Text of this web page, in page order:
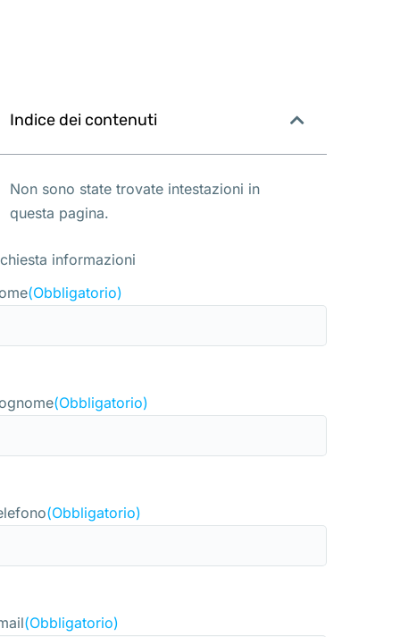
Indice dei contenuti
Non sono state trovate intestazioni in
questa pagina.
informazioni
(Obbligatorio)
(Obbligatorio)
(Obbligatorio)
(Obbligatorio)